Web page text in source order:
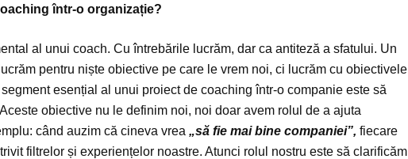
într-o organizație?
al unui coach. Cu întrebările lucrăm, dar ca antiteză a sfatului. Un
pentru niște obiective pe care le vrem noi, ci lucrăm cu obiectivele
esențial al unui proiect de coaching într-o companie este să
obiective nu le definim noi, noi doar avem rolul de a ajuta
când auzim că cineva vrea „să fie mai bine companiei”, fiecare
filtrelor și experiențelor noastre. Atunci rolul nostru este să clarificăm